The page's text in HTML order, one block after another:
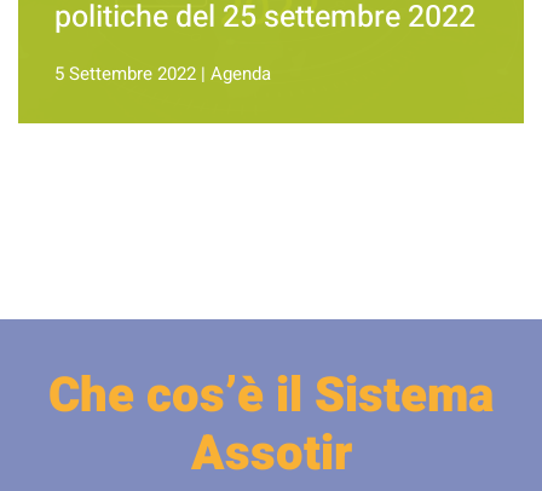
politiche del 25 settembre 2022
5 Settembre 2022 | Agenda
Che cos’è il Sistema
Assotir